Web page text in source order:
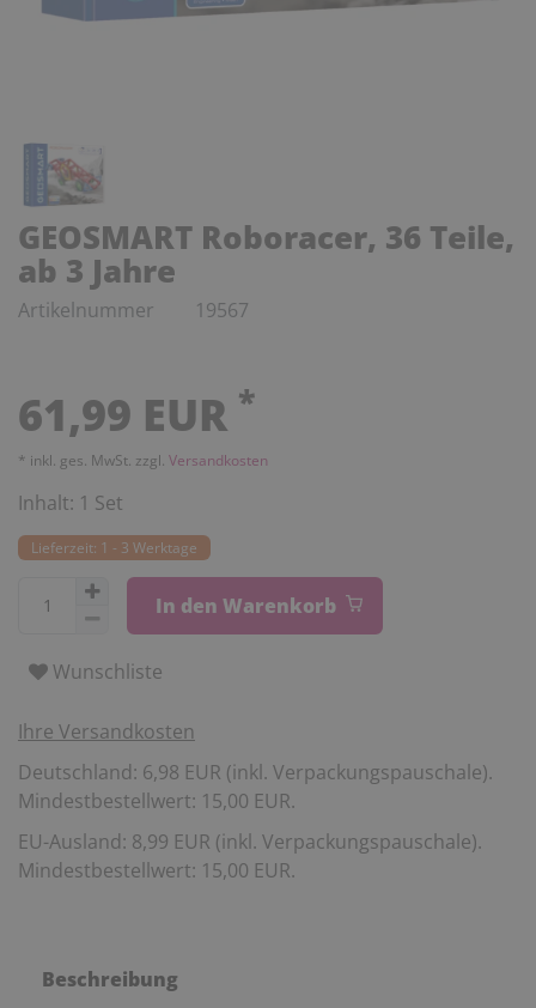
GEOSMART Roboracer, 36 Teile,
ab 3 Jahre
Artikelnummer 19567
61,99 EUR *
* inkl. ges. MwSt. zzgl. Versandkosten
Inhalt: 1 Set
Lieferzeit: 1 - 3 Werktage
In den Warenkorb
Wunschliste
Ihre Versandkosten
Deutschland: 6,98 EUR (inkl. Verpackungspauschale).
Mindestbestellwert: 15,00 EUR.
EU-Ausland: 8,99 EUR (inkl. Verpackungspauschale).
Mindestbestellwert: 15,00 EUR.
Beschreibung